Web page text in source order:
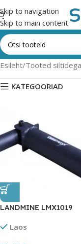
Skip to navigation
Skip to main content
Esileht Tooted siltidega
KATEGOORIAD
LANDMINE LMX1019
Laos